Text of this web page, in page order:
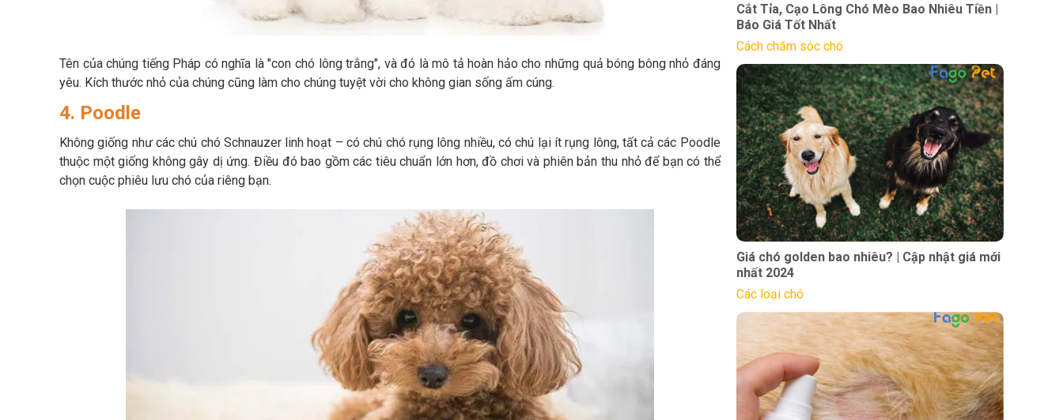
Tên của chúng tiếng Pháp có nghĩa là "con chó lông trắng", và đó là mô tả hoàn hảo cho những quả bóng bông nhỏ đáng
yêu. Kích thước nhỏ của chúng cũng làm cho chúng tuyệt vời cho không gian sống ấm cúng.
4. Poodle
Không giống như các chú chó Schnauzer linh hoạt – có chú chó rụng lông nhiều, có chú lại ít rụng lông, tất cả các Poodle
thuộc một giống không gây dị ứng. Điều đó bao gồm các tiêu chuẩn lớn hơn, đồ chơi và phiên bản thu nhỏ để bạn có thể
chọn cuộc phiêu lưu chó của riêng bạn.
Cắt Tỉa, Cạo Lông Chó Mèo Bao Nhiêu Tiền |
Báo Giá Tốt Nhất
Cách chăm sóc chó
Giá chó golden bao nhiêu? | Cập nhật giá mới
nhất 2024
Các loại chó